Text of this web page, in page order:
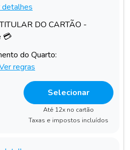
detalhes
DO CARTÃO -
💳
do Quarto:
regras
Selecionar
Até 12x no cartão
Taxas e impostos incluídos